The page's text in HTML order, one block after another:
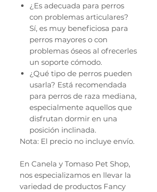
¿Es adecuada para perros
con problemas articulares?
Sí, es muy beneficiosa para
perros mayores o con
problemas óseos al ofrecerles
un soporte cómodo.
¿Qué tipo de perros pueden
usarla? Está recomendada
para perros de raza mediana,
especialmente aquellos que
disfrutan dormir en una
posición inclinada.
Nota: El precio no incluye envío.
En Canela y Tomaso Pet Shop,
nos especializamos en llevar la
variedad de productos Fancy